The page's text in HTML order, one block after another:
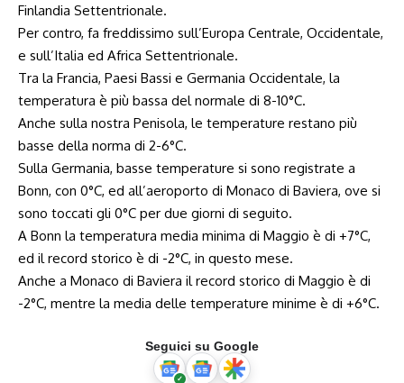
Finlandia Settentrionale.
Per contro, fa freddissimo sull’Europa Centrale, Occidentale,
e sull’Italia ed Africa Settentrionale.
Tra la Francia, Paesi Bassi e Germania Occidentale, la
temperatura è più bassa del normale di 8-10°C.
Anche sulla nostra Penisola, le temperature restano più
basse della norma di 2-6°C.
Sulla Germania, basse temperature si sono registrate a
Bonn, con 0°C, ed all’aeroporto di Monaco di Baviera, ove si
sono toccati gli 0°C per due giorni di seguito.
A Bonn la temperatura media minima di Maggio è di +7°C,
ed il record storico è di -2°C, in questo mese.
Anche a Monaco di Baviera il record storico di Maggio è di
-2°C, mentre la media delle temperature minime è di +6°C.
Seguici su Google